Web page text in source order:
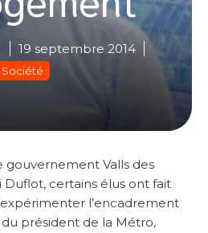
19 septembre 2014
Société
gouvernement Valls des
Duflot, certains élus ont fait
l’encadrement
du président de la Métro,